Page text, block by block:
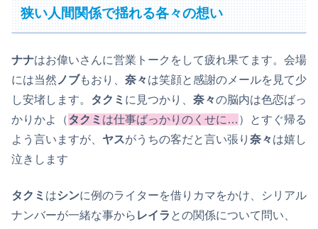
狭い人間関係で揺れる各々の想い
ナナはお偉いさんに営業トークをして疲れ果てます。会場
には当然ノブもおり、 奈々は笑顔と感謝のメールを見て少
し安堵します。 タクミ に見つかり、 奈々の脳内は色恋ばっ
かりかよ（タクミ は仕事ばっかりのくせに… ）とすぐ帰る
よう言いますが、 ヤスがうちの客だと言い張り 奈々は嬉し
泣きします
タクミ はシンに例のライターを借りカマをかけ、シリアル
ナンバーが一緒な事から レイラ との関係について問い、